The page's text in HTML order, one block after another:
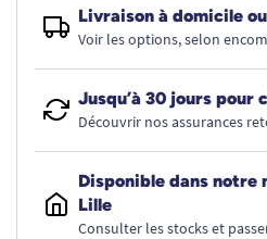
Livraison à domicile
Voir les options, selon
Jusqu’à 30 jours pour
Découvrir nos assurances
Disponible dans notre
Lille
Consulter les stocks et